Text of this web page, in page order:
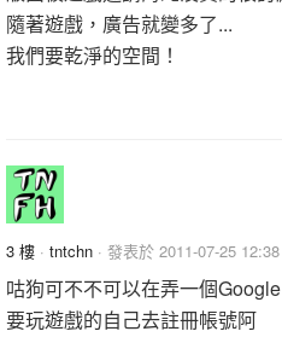
隨著遊戲，廣告就變多了...
我們要乾淨的空間！
3 樓 · tntchn · 發表於 2011-07-25 12:38
咕狗可不不可以在弄一個
要玩遊戲的自己去註冊帳號阿